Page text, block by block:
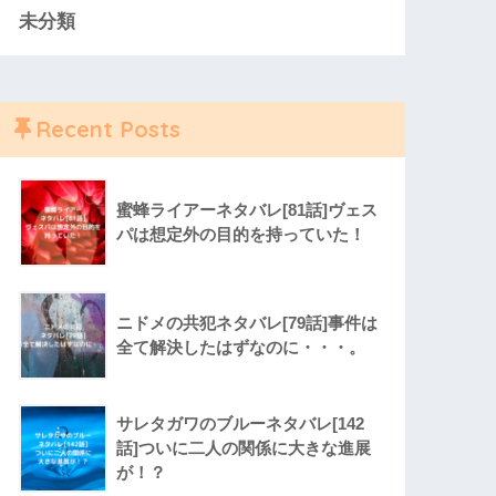
未分類
Recent Posts
蜜蜂ライアーネタバレ[81話]ヴェス
パは想定外の目的を持っていた！
ニドメの共犯ネタバレ[79話]事件は
全て解決したはずなのに・・・。
サレタガワのブルーネタバレ[142
話]ついに二人の関係に大きな進展
が！？